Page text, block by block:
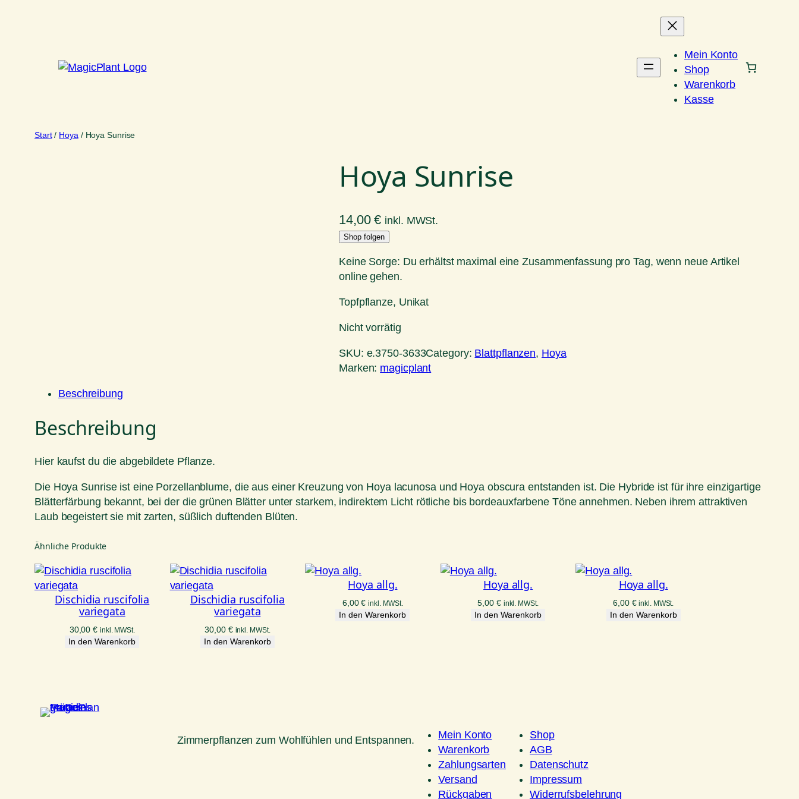
Mein Konto
Shop
Warenkorb
Kasse
Start/ Hoya / Hoya Sunrise
Hoya Sunrise
14,00€ inkl. MWSt.
Shop folgen
Keine Sorge: Du erhältst maximal eine Zusammenfassung pro Tag, wenn neue Artikel
online gehen.
Topfpflanze, Unikat
Nicht vorrätig
SKU: e.3750-3633Category: Blattpflanzen, Hoya
Marken: magicplant
Beschreibung
Beschreibung
Hier kaufst du die abgebildete Pflanze.
Die Hoya Sunrise ist eine Porzellanblume, die aus einer Kreuzung von Hoya lacunosa und Hoya obscura entstanden ist. Die Hybride ist für ihre einzigartige
Blätterfärbung bekannt, bei der die grünen Blätter unter starkem, indirektem Licht rötliche bis bordeauxfarbene Töne annehmen. Neben ihrem attraktiven
Laub begeistert sie mit zarten, süßlich duftenden Blüten.
Ähnliche Produkte
Dischidia ruscifolia
variegata
30,00€ inkl. MWSt.
In den Warenkorb
Dischidia ruscifolia
variegata
30,00 € inkl. MWSt.
In den Warenkorb
Hoya allg.
6,00€ inkl. MWSt.
In den Warenkorb
Hoya allg.
5,00 € inkl. MWSt.
In den Warenkorb
Hoya allg.
6,00 € inkl. MWSt.
In den Warenkorb
Zimmerpflanzen zum Wohlfühlen und Entspannen.
Mein Konto
Warenkorb
Zahlungsarten
Versand
Rückgaben
Shop
AGB
Datenschutz
Impressum
Widerrufsbelehrung